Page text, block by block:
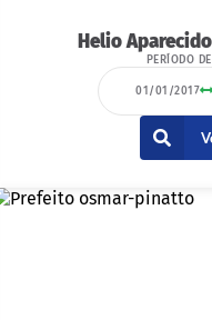
Helio
PERÍODO
01/01/2017